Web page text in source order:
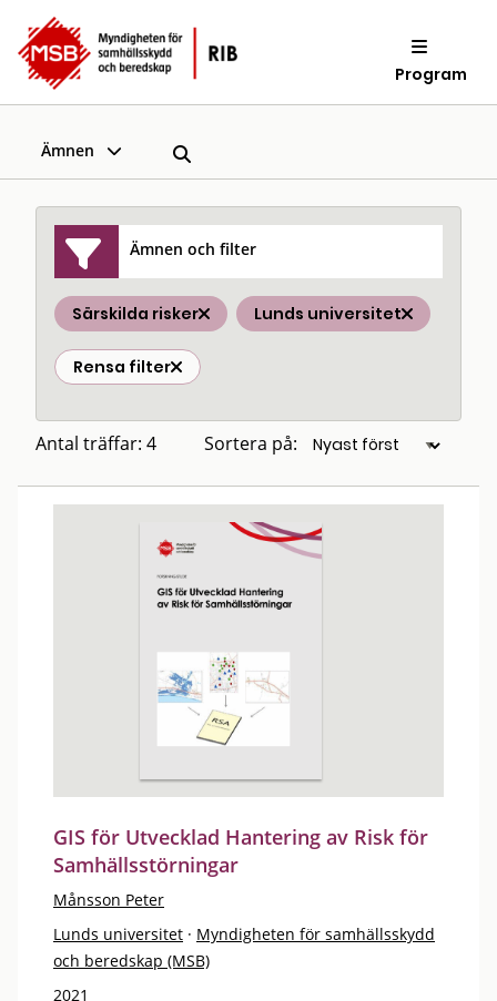
Program
Ämnen
Ämnen och filter
Särskilda risker Lunds universitet
Rensa filter
Antal träffar: 4 Sortera på:
GIS för Utvecklad Hantering av Risk för
Samhällsstörningar
Månsson Peter
Lunds universitet · Myndigheten för samhällsskydd
och beredskap (MSB)
2021